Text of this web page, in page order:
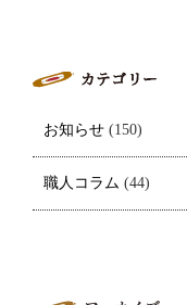
お知らせ (150)
職人コラム (44)